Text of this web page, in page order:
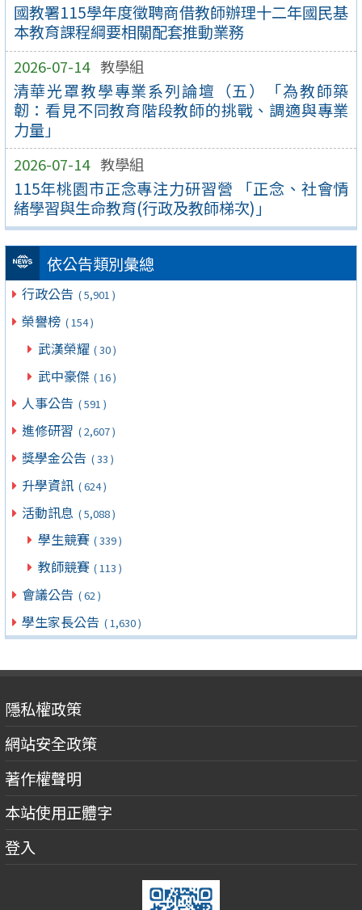
國教署115學年度徵聘商借教師辦理十二年國民基
本教育課程綱要相關配套推動業務
2026-07-14 教學組
清華光罩教學專業系列論壇（五）「為教師築
韌：看見不同教育階段教師的挑戰、調適與專業
力量」
2026-07-14 教學組
115年桃園市正念專注力研習營 「正念、社會情
緒學習與生命教育(行政及教師梯次)」
依公告類別彙總
行政公告 ( 5,901 )
榮譽榜 ( 154 )
武漢榮耀 ( 30 )
武中豪傑 ( 16 )
人事公告 ( 591 )
進修研習 ( 2,607 )
獎學金公告 ( 33 )
升學資訊 ( 624 )
活動訊息 ( 5,088 )
學生競賽 ( 339 )
教師競賽 ( 113 )
會議公告 ( 62 )
學生家長公告 ( 1,630 )
隱私權政策
網站安全政策
著作權聲明
本站使用正體字
登入